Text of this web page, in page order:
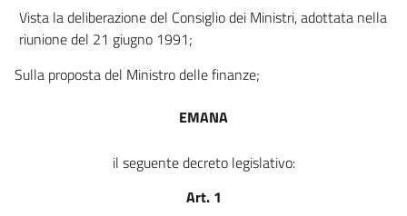
Vista la deliberazione del Consiglio dei Ministri, adottata nella
riunione del 21 giugno 1991;
Sulla proposta del Ministro delle finanze;
EMANA
il seguente decreto legislativo:
Art. 1